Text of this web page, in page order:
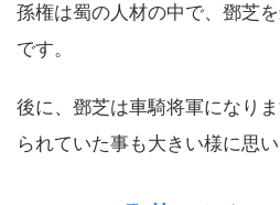
孫権は蜀の人材の中で、鄧芝
です。
後に、鄧芝は車騎将軍になり
られていた事も大きい様に思い